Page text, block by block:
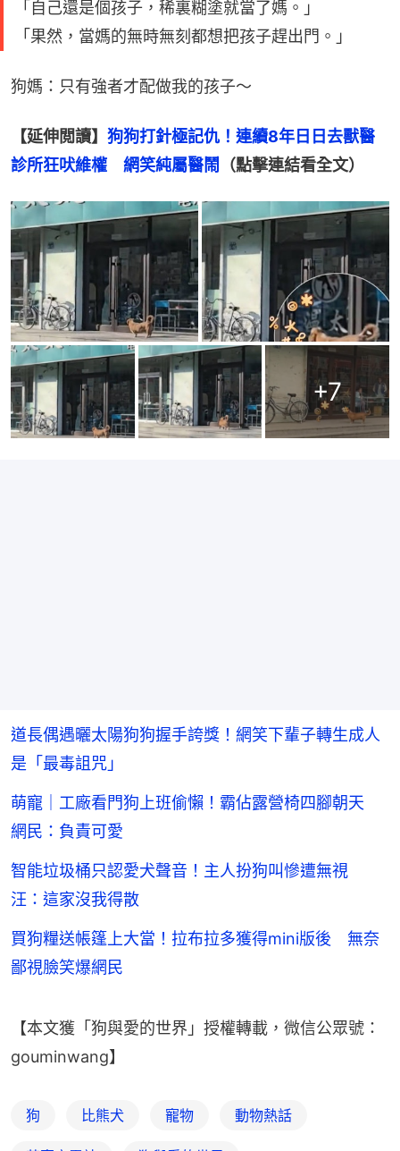
「自己還是個孩子，稀裏糊塗就當了媽。」
「果然，當媽的無時無刻都想把孩子趕出門。」
狗媽：只有強者才配做我的孩子～
【延伸閲讀】 狗狗打針極記仇！連續8年日日去獸醫
診所狂吠維權　網笑純屬醫鬧
（點擊連結看全文）
+7
道長偶遇曬太陽狗狗握手誇獎！網笑下輩子轉生成人
是「最毒詛咒」
萌寵｜工廠看門狗上班偷懶！霸佔露營椅四腳朝天
網民：負責可愛
智能垃圾桶只認愛犬聲音！主人扮狗叫慘遭無視
汪：這家沒我得散
買狗糧送帳篷上大當！拉布拉多獲得mini版後 無奈
鄙視臉笑爆網民
【本文獲「狗與愛的世界」授權轉載，微信公眾號：
gouminwang】
狗 比熊犬 寵物 動物熱話